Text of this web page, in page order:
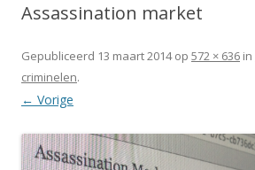
Assassination market
Gepubliceerd 13 maart 2014op 572 × 636 in
criminelen.
← Vorige